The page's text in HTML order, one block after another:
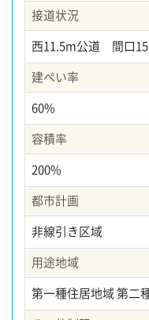
接道状況
西11.5m公道 間口
建ぺい率
60%
容積率
200%
都市計画
非線引き区域
用途地域
第一種住居地域 第二